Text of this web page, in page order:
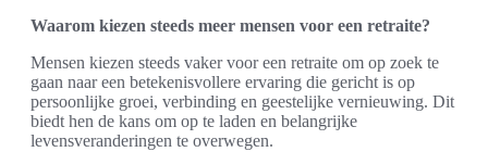
Waarom kiezen steeds meer mensen voor een retraite?
Mensen kiezen steeds vaker voor een retraite om op zoek te
gaan naar een betekenisvollere ervaring die gericht is op
persoonlijke groei, verbinding en geestelijke vernieuwing. Dit
biedt hen de kans om op te laden en belangrijke
levensveranderingen te overwegen.